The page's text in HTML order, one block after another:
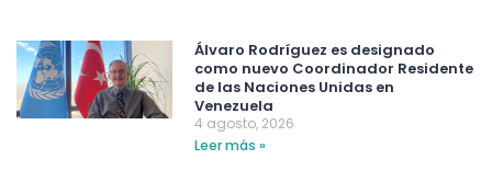
Álvaro Rodríguez es designado
como nuevo Coordinador Residente
de las Naciones Unidas en
Venezuela
4 agosto, 2026
Leer más »